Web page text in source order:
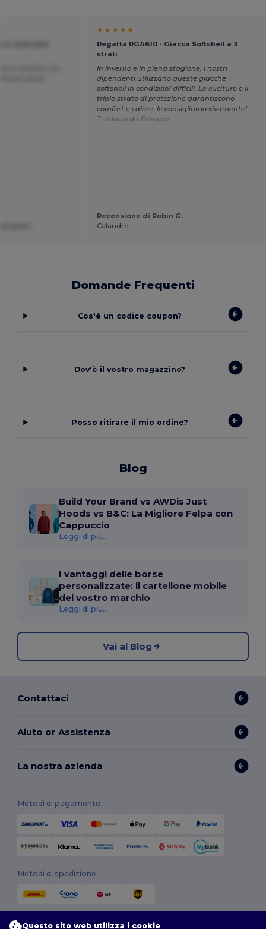
★ ★ ★ ★ ★
Regatta RGA610 - Giacca Softshell a 3
strati
In inverno e in piena stagione, i nostri
dipendenti utilizzano queste giacche
softshell in condizioni difficili. Le cuciture e il
triplo strato di protezione garantiscono
comfort e calore. le consigliamo vivamente!
Tradotto da Français
Recensione di Robin G.
Calandre
Domande Frequenti
Cos'è un codice coupon?
Dov'è il vostro magazzino?
Posso ritirare il mio ordine?
Blog
Build Your Brand vs AWDis Just
Hoods vs B&C: La Migliore Felpa con
Cappuccio
Leggi di più...
I vantaggi delle borse
personalizzate: il cartellone mobile
del vostro marchio
Leggi di più...
Vai al Blog
Contattaci
Aiuto or Assistenza
La nostra azienda
Metodi di pagamento
Metodi di spedizione
Questo sito web utilizza i cookie